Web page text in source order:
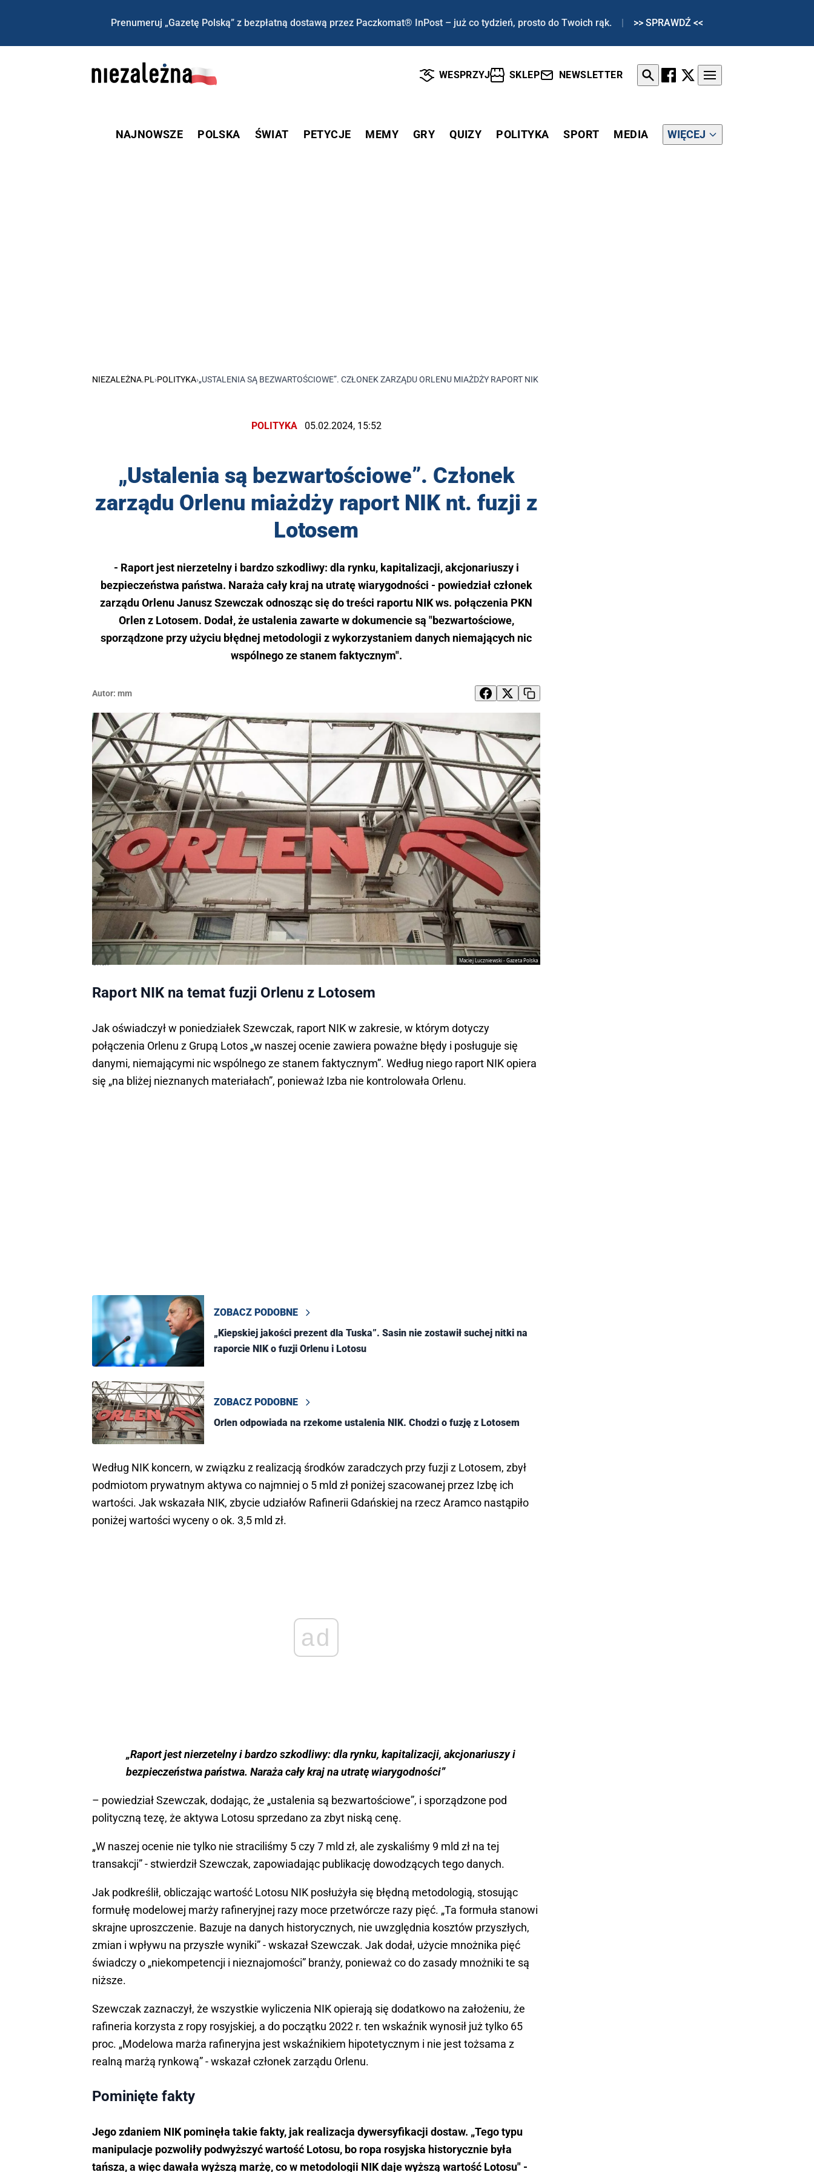
Prenumeruj „Gazetę Polską” z bezpłatną dostawą przez Paczkomat® InPost – już co tydzień, prosto do Twoich rąk. | >> SPRAWDŹ <<
WESPRZYJ SKLEP NEWSLETTER
NAJNOWSZE POLSKA ŚWIAT PETYCJE MEMY GRY QUIZY POLITYKA SPORT MEDIA WIĘCEJ
NIEZALEŻNA.PL ›POLITYKA›„USTALENIA SĄ BEZWARTOŚCIOWE”. CZŁONEK ZARZĄDU ORLENU MIAŻDŻY RAPORT NIK NT. FUZJI Z LOTOSEM
POLITYKA 05.02.2024, 15:52
„Ustalenia są bezwartościowe”. Członek
zarządu Orlenu miażdży raport NIK nt. fuzji z
Lotosem
- Raport jest nierzetelny i bardzo szkodliwy: dla rynku, kapitalizacji, akcjonariuszy i
bezpieczeństwa państwa. Naraża cały kraj na utratę wiarygodności - powiedział członek
zarządu Orlenu Janusz Szewczak odnosząc się do treści raportu NIK ws. połączenia PKN
Orlen z Lotosem. Dodał, że ustalenia zawarte w dokumencie są "bezwartościowe,
sporządzone przy użyciu błędnej metodologii z wykorzystaniem danych niemających nic
wspólnego ze stanem faktycznym".
Autor: mm
Maciej Luczniewski - Gazeta Polska
Orlen
Raport NIK na temat fuzji Orlenu z Lotosem
Jak oświadczył w poniedziałek Szewczak, raport NIK w zakresie, w którym dotyczy
połączenia Orlenu z Grupą Lotos „w naszej ocenie zawiera poważne błędy i posługuje się
danymi, niemającymi nic wspólnego ze stanem faktycznym”. Według niego raport NIK opiera
się „na bliżej nieznanych materiałach”, ponieważ Izba nie kontrolowała Orlenu.
ZOBACZ PODOBNE
„Kiepskiej jakości prezent dla Tuska”. Sasin nie zostawił suchej nitki na
raporcie NIK o fuzji Orlenu i Lotosu
ZOBACZ PODOBNE
Orlen odpowiada na rzekome ustalenia NIK. Chodzi o fuzję z Lotosem
Według NIK koncern, w związku z realizacją środków zaradczych przy fuzji z Lotosem, zbył
podmiotom prywatnym aktywa co najmniej o 5 mld zł poniżej szacowanej przez Izbę ich
wartości. Jak wskazała NIK, zbycie udziałów Rafinerii Gdańskiej na rzecz Aramco nastąpiło
poniżej wartości wyceny o ok. 3,5 mld zł.
ad
„Raport jest nierzetelny i bardzo szkodliwy: dla rynku, kapitalizacji, akcjonariuszy i
bezpieczeństwa państwa. Naraża cały kraj na utratę wiarygodności”
– powiedział Szewczak, dodając, że „ustalenia są bezwartościowe”, i sporządzone pod
polityczną tezę, że aktywa Lotosu sprzedano za zbyt niską cenę.
„W naszej ocenie nie tylko nie straciliśmy 5 czy 7 mld zł, ale zyskaliśmy 9 mld zł na tej
transakcji” - stwierdził Szewczak, zapowiadając publikację dowodzących tego danych.
Jak podkreślił, obliczając wartość Lotosu NIK posłużyła się błędną metodologią, stosując
formułę modelowej marży rafineryjnej razy moce przetwórcze razy pięć. „Ta formuła stanowi
skrajne uproszczenie. Bazuje na danych historycznych, nie uwzględnia kosztów przyszłych,
zmian i wpływu na przyszłe wyniki” - wskazał Szewczak. Jak dodał, użycie mnożnika pięć
świadczy o „niekompetencji i nieznajomości” branży, ponieważ co do zasady mnożniki te są
niższe.
Szewczak zaznaczył, że wszystkie wyliczenia NIK opierają się dodatkowo na założeniu, że
rafineria korzysta z ropy rosyjskiej, a do początku 2022 r. ten wskaźnik wynosił już tylko 65
proc. „Modelowa marża rafineryjna jest wskaźnikiem hipotetycznym i nie jest tożsama z
realną marżą rynkową” - wskazał członek zarządu Orlenu.
Pominięte fakty
Jego zdaniem NIK pominęła takie fakty, jak realizacja dywersyfikacji dostaw. „Tego typu
manipulacje pozwoliły podwyższyć wartość Lotosu, bo ropa rosyjska historycznie była
tańsza, a więc dawała wyższą marżę, co w metodologii NIK daje wyższą wartość Lotosu" -